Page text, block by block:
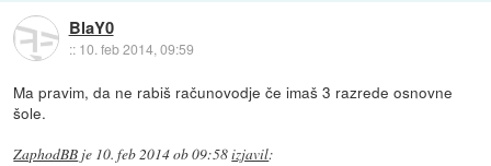
BlaY0
:: 10. feb 2014, 09:59
Ma pravim, da ne rabiš računovodje če imaš 3 razrede osnovne
šole.
ZaphodBB je 10. feb 2014 ob 09:58izjavil: